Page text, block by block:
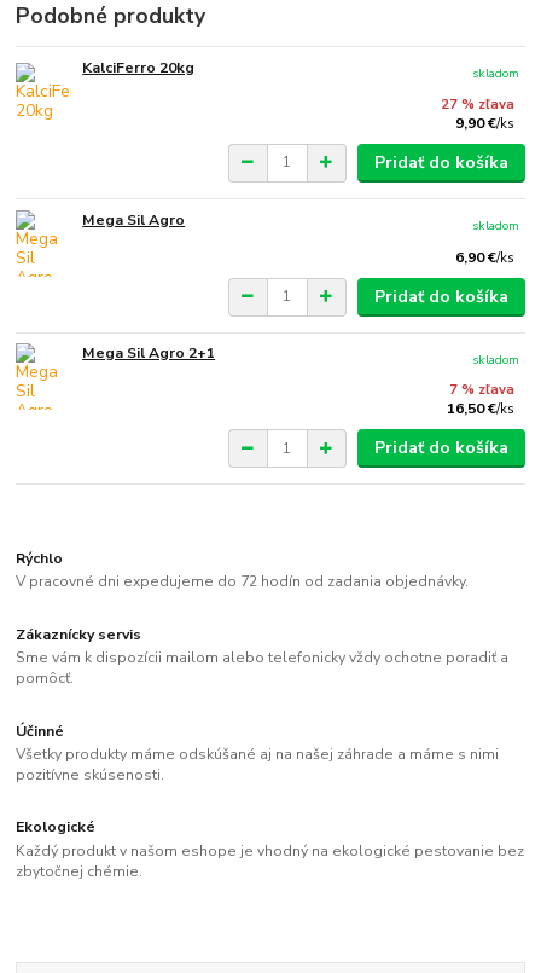
Podobné produkty
KalciFerro 20kg
27 % zľava
9,90 €/ks
skladom
Pridať do košíka
Mega Sil Agro
6,90 €/ks
skladom
Pridať do košíka
Mega Sil Agro 2+1
7 % zľava
16,50 €/ks
skladom
Pridať do košíka
Rýchlo
V pracovné dni expedujeme do 72 hodín od zadania objednávky.
Zákaznícky servis
Sme vám k dispozícii mailom alebo telefonicky vždy ochotne poradiť a
pomôcť.
Účinné
Všetky produkty máme odskúšané aj na našej záhrade a máme s nimi
pozitívne skúsenosti.
Ekologické
Každý produkt v našom eshope je vhodný na ekologické pestovanie bez
zbytočnej chémie.